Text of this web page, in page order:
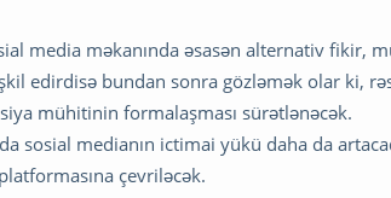
media məkanında əsasən alternativ fikir,
edirdisə bundan sonra gözləmək olar ki,
mühitinin formalaşması sürətlənəcək.
sosial medianın ictimai yükü daha da
çevriləcək.